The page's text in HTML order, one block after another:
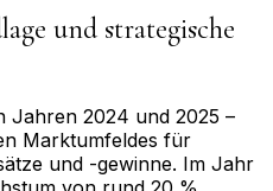
und strategische
Jahren 2024 und 2025 –
Marktumfeldes für
und -gewinne. Im Jahr